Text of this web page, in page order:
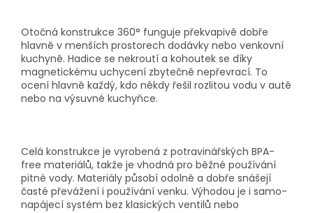
Otočná konstrukce 360° funguje překvapivě dobře
hlavně v menších prostorech dodávky nebo venkovní
kuchyně. Hadice se nekroutí a kohoutek se díky
magnetickému uchycení zbytečně nepřevrací. To
ocení hlavně každý, kdo někdy řešil rozlitou vodu v autě
nebo na výsuvné kuchyňce.
Celá konstrukce je vyrobená z potravinářských BPA-
free materiálů, takže je vhodná pro běžné používání
pitné vody. Materiály působí odolně a dobře snášejí
časté převážení i používání venku. Výhodou je i samo-
napájecí systém bez klasických ventilů nebo